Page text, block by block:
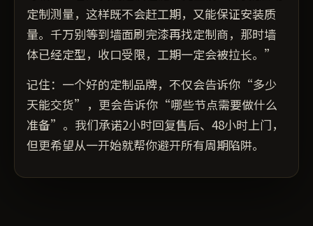
定制测量，这样既不会赶工期，又能保证安装质
量。千万别等到墙面刷完漆再找定制商，那时墙
体已经定型，收口受限，工期一定会被拉长。”
记住：一个好的定制品牌，不仅会告诉你“多少
天能交货”，更会告诉你“哪些节点需要做什么
准备”。我们承诺2小时回复售后、48小时上门，
但更希望从一开始就帮你避开所有周期陷阱。